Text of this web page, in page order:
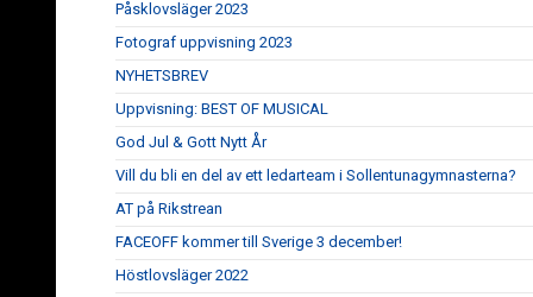
Påsklovsläger 2023
Fotograf uppvisning 2023
NYHETSBREV
Uppvisning: BEST OF MUSICAL
God Jul & Gott Nytt År
Vill du bli en del av ett ledarteam i Sollentunagymnasterna?
AT på Rikstrean
FACEOFF kommer till Sverige 3 december!
Höstlovsläger 2022